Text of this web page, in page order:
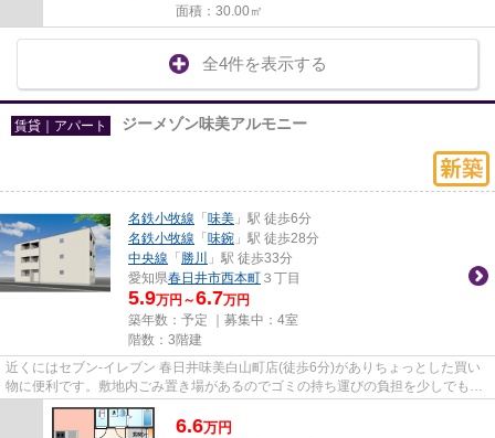
面積：30.00㎡
全4件を表示する
賃貸｜アパート ジーメゾン味美アルモニー
名鉄小牧線 「 味美 」駅 徒歩6分
名鉄小牧線 「 味鋺 」駅 徒歩28分
中央線 「 勝川
」駅 徒歩33分
愛知県春日井市西本町 ３丁目
5.9万円～6.7万円
築年数：予定 ｜募集中： 4室
階数：3階建
近くにはセブン-イレブン 春日井味美白山町店(徒歩6分)がありちょっとした買い
物に便利です。敷地内ごみ置き場があるのでゴミの持ち運びの負担を少しでも減
らすことができます。外見か...
6.6万円